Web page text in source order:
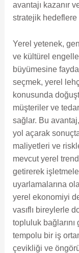
avantajı kazanır
stratejik hedeflere
Yerel yetenek,
ve kültürel
büyümesine fayda
seçmek, yerel
konusunda
müşteriler ve
sağlar. Bu
yol açarak
maliyetleri ve
mevcut yerel
getirerek
uyarlamalarına
yerel ekonomiyi
vasıflı bireylerle
topluluk bağlarını
tempolu bir iş
çevikliği ve